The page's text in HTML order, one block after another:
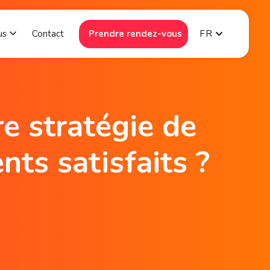
FR
formefor Ressources
Show submenu for Sur nous
Contact Prendre rendez-vous
stratégie de
satisfaits ?